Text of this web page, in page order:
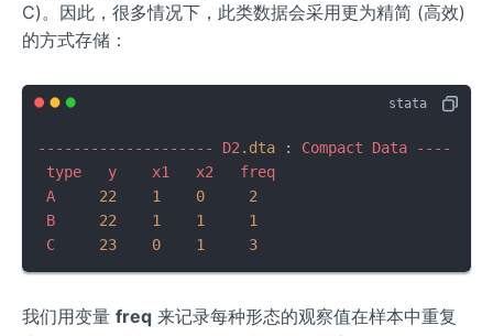
C)。因此，很多情况下，此类数据会采用更为精简 (高效)
的方式存储：
-------------------- D2.dta : Compact Data
----
type
y x1 x2
freq
A
22 1 0
2
B
22 1 1
1
C
23 0 1 3
我们用变量 freq 来记录每种形态的观察值在样本中重复